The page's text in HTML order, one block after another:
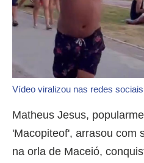
Vídeo viralizou nas redes
Matheus Jesus,
'Macopiteof', arrasou com
na orla de Maceió,